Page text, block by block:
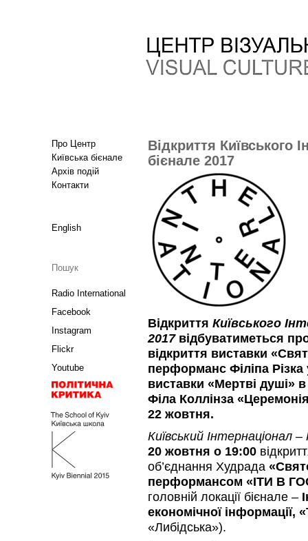
Про Центр
Київська бієнале
Архів подій
Контакти
English
Radio International
Facebook
Instagram
Flickr
Youtube
Відкриття Київського
бієнале 2017
Відкриття Київського
2017відбуватиметься
відкриття виставки
перформанс Філіпа Різка
виставки «Мертві душі»
Філа Коллінза
22 жовтня.
Київський Інтернаціонал –
20 жовтня о 19:00
об’єднання Худрада
перформансом «ІТИ В
головній локації бієнале –
економічної інформації,
«Либідська»).